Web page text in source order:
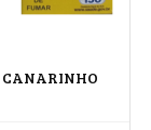
CANARINHO